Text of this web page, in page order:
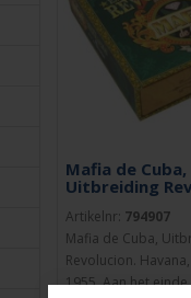
Mafia de Cuba,
Uitbreiding
Artikelnr: 794907
Mafia de Cuba,
Revolucion.
1955. Aan het einde